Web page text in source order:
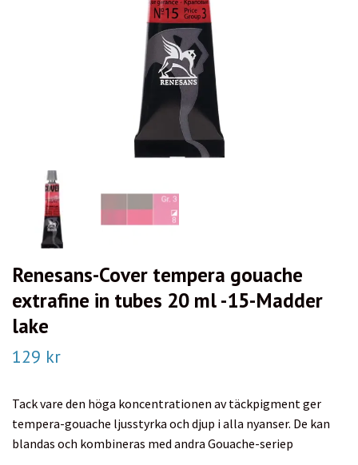
Renesans-Cover tempera gouache
extrafine in tubes 20 ml -15-Madder
lake
129 kr
Tack vare den höga koncentrationen av täckpigment ger
tempera-gouache ljusstyrka och djup i alla nyanser. De kan
blandas och kombineras med andra Gouache-seriep